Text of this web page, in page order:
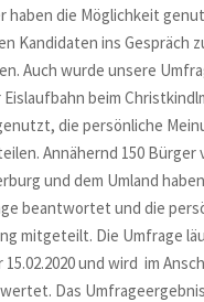
haben die Möglichkeit
Kandidaten ins Gespräch
Auch wurde unsere
Eislaufbahn beim
die persönliche
Annähernd 150 Bürger
und dem Umland
beantwortet und die
mitgeteilt. Die Umfrage
15.02.2020 und wird im
Das